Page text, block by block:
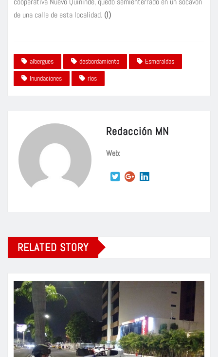
de una calle de esta localidad. (I)
albergues desbordamiento
Esmeraldas
Inundaciones
ríos
Redacción MN
Web:
RELATED STORY